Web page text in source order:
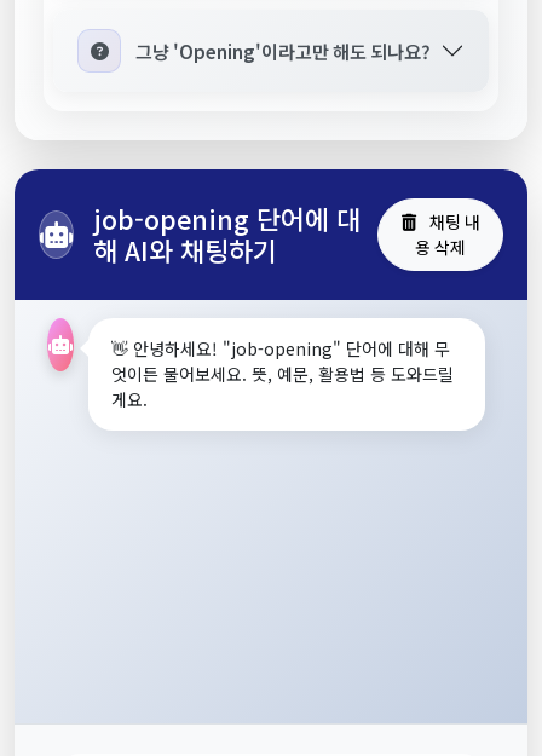
그냥 'Opening'이라고만 해도 되나요?
job-opening 단어에 대
해 AI와 채팅하기
채팅 내
용 삭제
👋 안녕하세요! "job-opening" 단어에 대해 무
엇이든 물어보세요. 뜻, 예문, 활용법 등 도와드릴
게요.